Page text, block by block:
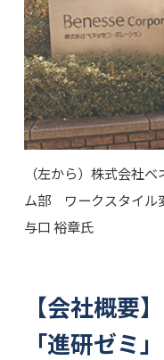
（左から）株式会社
ム部 ワークスタイル
与口 裕章氏
【会社概要】
「進研ゼミ